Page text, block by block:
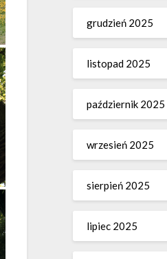
grudzień 2025
listopad 2025
październik 2025
wrzesień 2025
sierpień 2025
lipiec 2025